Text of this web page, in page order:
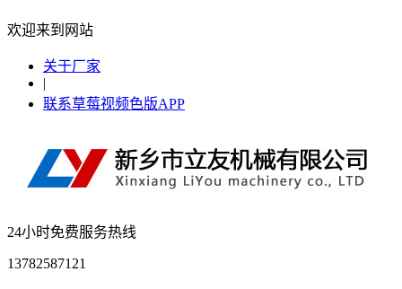
欢迎来到网站
关于厂家
|
联系草莓视频色版APP
24小时免费服务热线
13782587121